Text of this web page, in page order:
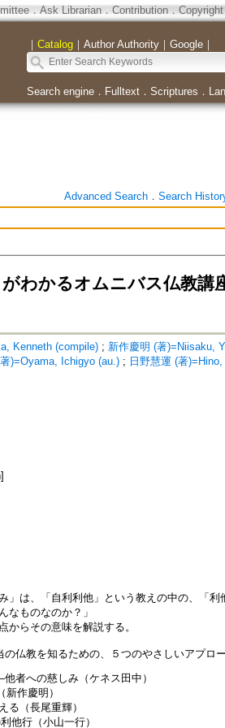
． Ask Librarian． Contribution．Copyright
｜ Catalog｜ Author Authority｜ Google｜
Search engine． Fulltext． Scriptures ．
Advanced Search． Search
わかるオムニバス仏教
Kenneth (compile); 新作慶明 (著)=Niisaku,
)=Oyama, Ichigyo (au.); 日野慧運 (著
」は、「自利利他」という教えの中の、「利
なものなのか？」
からその意味を解説する。
の仏教を知るための、５つのやさしいアプロー
者への慈しみ（ケネス田中）
作慶明）
る（長尾重輝）
他行（小山一行）